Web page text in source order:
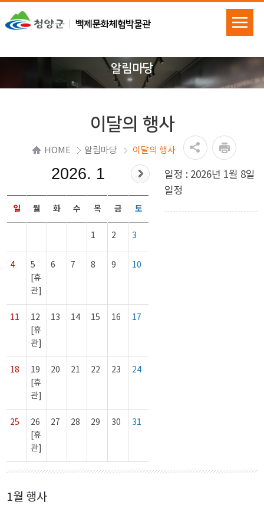
알림마당
이달의 행사
HOME 알림마당 이달의 행사
2026. 1
일 월 화 수 목 금 토
1 2 3
4
5
[휴
관]
6 7 8 9 10
11
12
[휴
관]
13 14 15 16 17
18
19
[휴
관]
20 21 22 23 24
25
26
[휴
관]
27 28 29 30 31
일정 : 2026년 1월 8일
일정
1월 행사